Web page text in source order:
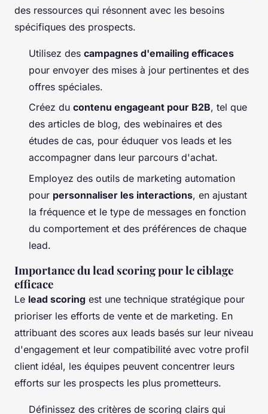
des ressources qui résonnent avec les besoins
spécifiques des prospects.
Utilisez des campagnes d'emailing efficaces
pour envoyer des mises à jour pertinentes et des
offres spéciales.
Créez du contenu engageant pour B2B, tel que
des articles de blog, des webinaires et des
études de cas, pour éduquer vos leads et les
accompagner dans leur parcours d'achat.
Employez des outils de marketing automation
pour personnaliser les interactions, en ajustant
la fréquence et le type de messages en fonction
du comportement et des préférences de chaque
lead.
Importance du lead scoring pour le ciblage
efficace
Le lead scoring est une technique stratégique pour
prioriser les efforts de vente et de marketing. En
attribuant des scores aux leads basés sur leur niveau
d'engagement et leur compatibilité avec votre profil
client idéal, les équipes peuvent concentrer leurs
efforts sur les prospects les plus prometteurs.
Définissez des critères de scoring clairs qui